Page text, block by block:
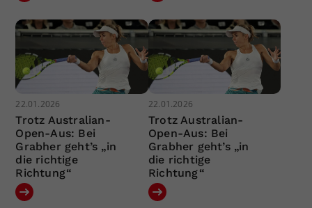
22.01.2026
Trotz Australian-
Open-Aus: Bei
Grabher geht’s „in
die richtige
Richtung“
22.01.2026
Trotz Australian-
Open-Aus: Bei
Grabher geht’s „in
die richtige
Richtung“